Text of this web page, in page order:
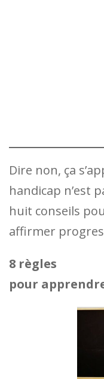
Dire non, ça
handicap n’est
huit conseils
affirmer
8 règles
pour